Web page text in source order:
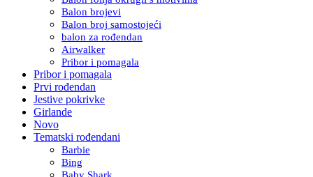
Balon brojevi
Balon broj samostojeći
balon za rođendan
Airwalker
Pribor i pomagala
Pribor i pomagala
Prvi rođendan
Jestive pokrivke
Girlande
Novo
Tematski rođendani
Barbie
Bing
Baby Shark